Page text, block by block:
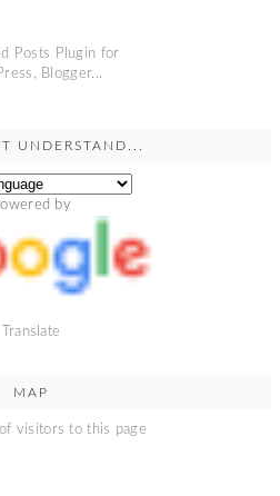
UNDERSTAND...
by
Translate
MAP